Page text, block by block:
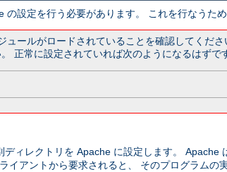
設定を行う必要があります。 これを行なうため
ールがロードされていることを確認してくださ
正常に設定されていれば次のようになるはずで
ィレクトリを Apache に設定します。 Apache
アントから要求されると、 そのプログラムの